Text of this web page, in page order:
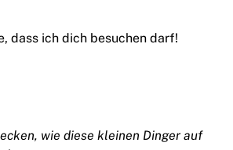
dass ich dich besuchen darf!
wie diese kleinen Dinger auf